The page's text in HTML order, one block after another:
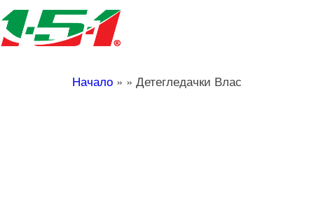
Начало » » Детегледачки Влас